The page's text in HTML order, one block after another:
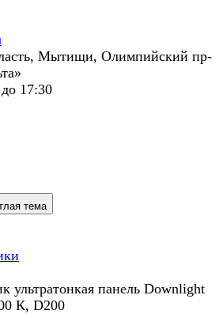
Мытищи, Олимпийский пр-
17:30
тема
ультратонкая панель Downlight
К, D200